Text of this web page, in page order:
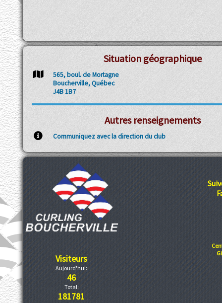
Situation géographique
565, boul. de Mortagne
Boucherville, Québec
J4B 1B7
Autres renseignements
Communiquez avec la direction du club
Visiteurs
Aujourd'hui:
46
Total:
181781